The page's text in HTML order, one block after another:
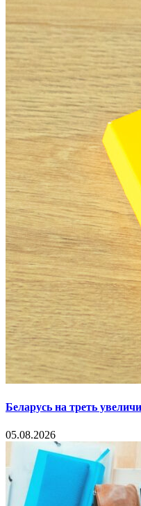
Беларусь на треть
05.08.2026